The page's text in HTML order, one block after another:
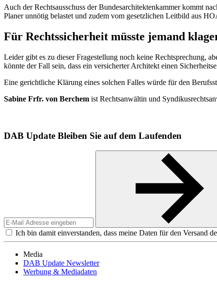
Auch der Rechtsausschuss der Bundesarchitektenkammer kommt
Planer unnötig belastet und zudem vom gesetzlichen Leitbild aus
Für Rechtssicherheit müsste jemand
Leider gibt es zu dieser Fragestellung noch keine Rechtsprechung,
könnte der Fall sein, dass ein versicherter Architekt einen
Eine gerichtliche Klärung eines solchen Falles würde für den
Sabine Frfr. von Berchem ist Rechtsanwältin und
DAB Update Bleiben Sie auf dem Laufenden
Ich bin damit einverstanden, dass meine Daten für den Versand
Media
DAB Update Newsletter
Werbung & Mediadaten